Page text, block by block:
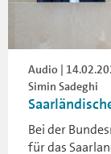
Audio |
Simin Sadeghi
Bei der
für das